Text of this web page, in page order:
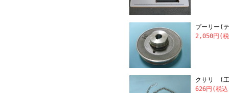
プーリー(
2,050円(
クサリ (工
626円(税